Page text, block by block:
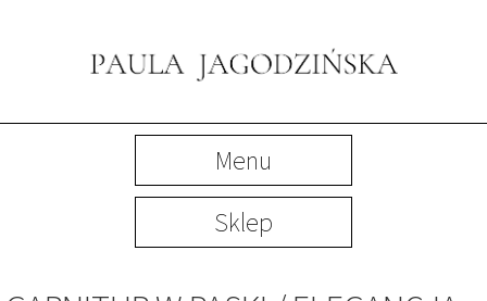
Menu
Sklep